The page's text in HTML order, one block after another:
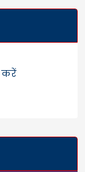
करें